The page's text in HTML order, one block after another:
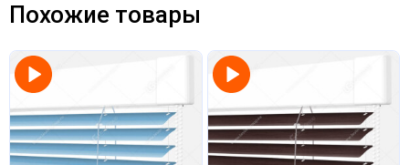
Похожие товары